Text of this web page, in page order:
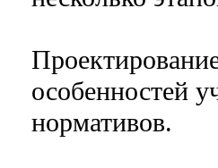
особенностей
нормативов.